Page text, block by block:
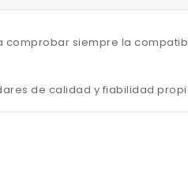
siempre la
de calidad y fiabilidad